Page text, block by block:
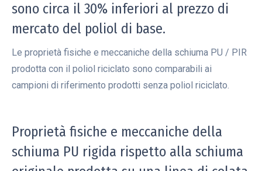
sono circa il 30% inferiori al prezzo di
mercato del poliol di base.
Le proprietà fisiche e meccaniche della schiuma PU / PIR
prodotta con il poliol riciclato sono comparabili ai
campioni di riferimento prodotti senza poliol riciclato.
Proprietà fisiche e meccaniche della
schiuma PU rigida rispetto alla schiuma